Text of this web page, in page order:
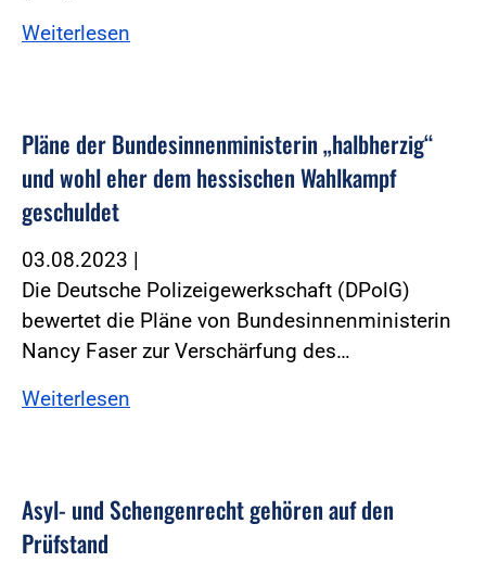
Weiterlesen
Pläne der Bundesinnenministerin „halbherzig“
und wohl eher dem hessischen Wahlkampf
geschuldet
03.08.2023 |
Die Deutsche Polizeigewerkschaft (DPolG)
bewertet die Pläne von Bundesinnenministerin
Nancy Faser zur Verschärfung des…
Weiterlesen
Asyl- und Schengenrecht gehören auf den
Prüfstand